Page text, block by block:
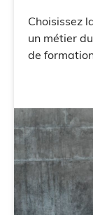
Choisissez
un métier
de